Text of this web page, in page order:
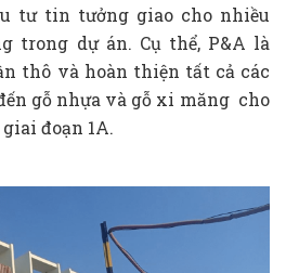
tư tin tưởng giao cho nhiều
trong dự án. Cụ thể, P&A là
thô và hoàn thiện tất cả các
gỗ nhựa và gỗ xi măng cho
đoạn 1A.